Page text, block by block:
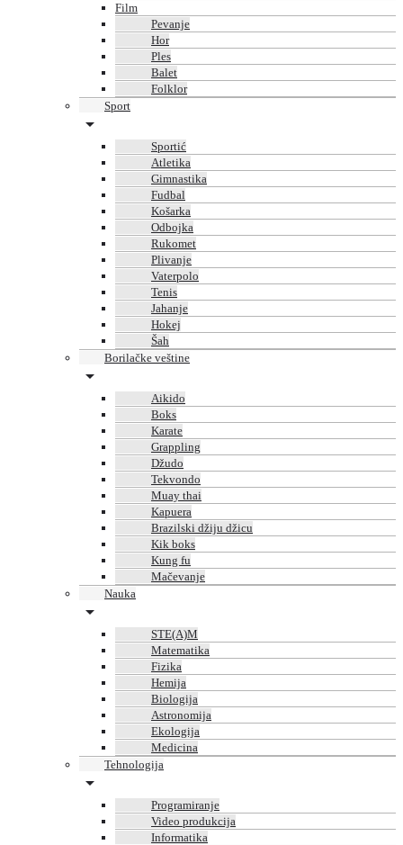
Film
Pevanje
Hor
Ples
Balet
Folklor
Sport
Sportić
Atletika
Gimnastika
Fudbal
Košarka
Odbojka
Rukomet
Plivanje
Vaterpolo
Tenis
Jahanje
Hokej
Šah
Borilačke veštine
Aikido
Boks
Karate
Grappling
Džudo
Tekvondo
Muay thai
Kapuera
Brazilski džiju džicu
Kik boks
Kung fu
Mačevanje
Nauka
STE(A)M
Matematika
Fizika
Hemija
Biologija
Astronomija
Ekologija
Medicina
Tehnologija
Programiranje
Video produkcija
Informatika